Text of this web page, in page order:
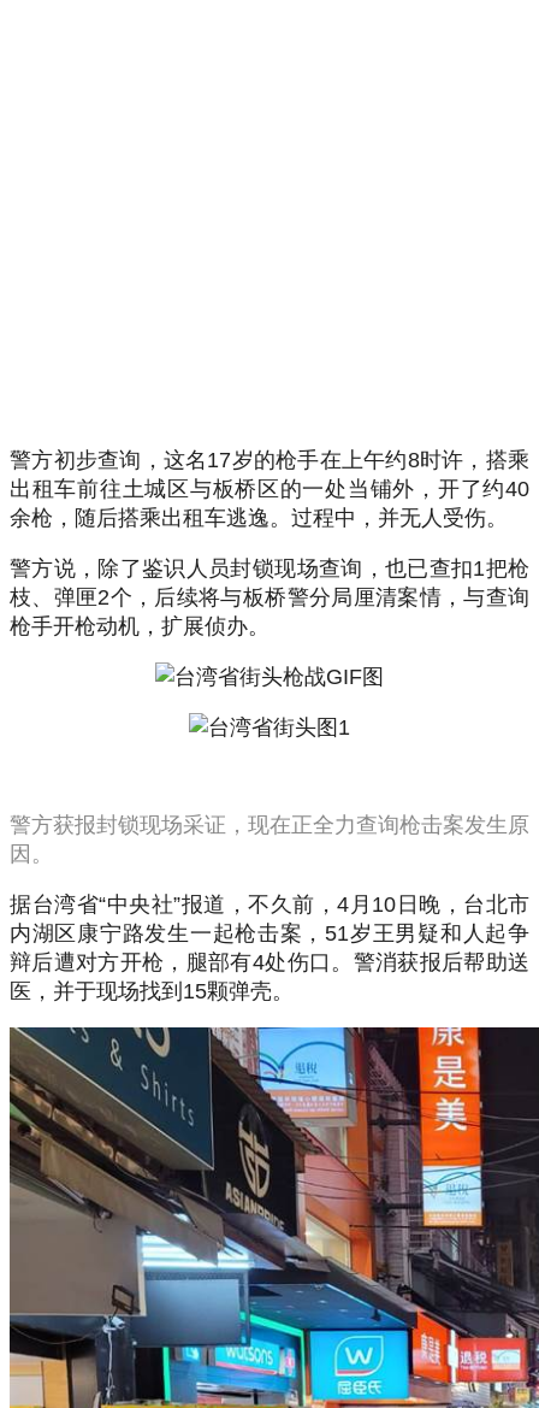
警方初步查询，这名17岁的枪手在上午约8时许，搭乘
出租车前往土城区与板桥区的一处当铺外，开了约40
余枪，随后搭乘出租车逃逸。过程中，并无人受伤。
警方说，除了鉴识人员封锁现场查询，也已查扣1把枪
枝、弹匣2个，后续将与板桥警分局厘清案情，与查询
枪手开枪动机，扩展侦办。
警方获报封锁现场采证，现在正全力查询枪击案发生原
因。
据台湾省“中央社”报道，不久前，4月10日晚，台北市
内湖区康宁路发生一起枪击案，51岁王男疑和人起争
辩后遭对方开枪，腿部有4处伤口。警消获报后帮助送
医，并于现场找到15颗弹壳。